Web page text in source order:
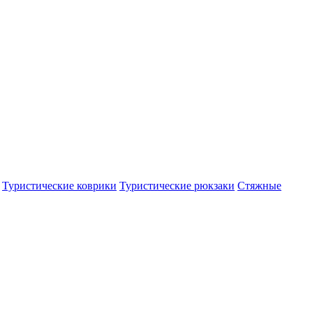
Туристические коврики Туристические рюкзаки Стяжные